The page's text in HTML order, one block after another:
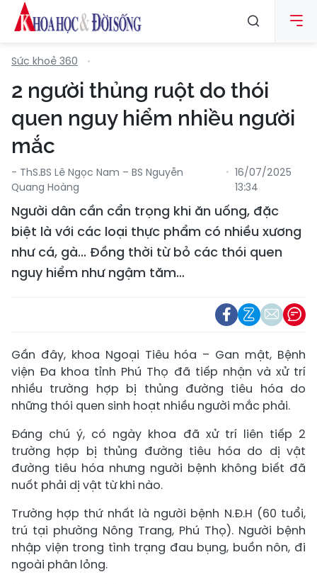
Sức khoẻ 360
2 người thủng ruột do thói
quen nguy hiểm nhiều người
mắc
- ThS.BS Lê Ngọc Nam – BS Nguyễn
Quang Hoàng
16/07/2025
13:34
Người dân cần cẩn trọng khi ăn uống, đặc
biệt là với các loại thực phẩm có nhiều xương
như cá, gà... Đồng thời từ bỏ các thói quen
nguy hiểm như ngậm tăm…
Gần đây, khoa Ngoại Tiêu hóa – Gan mật, Bệnh
viện Đa khoa tỉnh Phú Thọ đã tiếp nhận và xử trí
nhiều trường hợp bị thủng đường tiêu hóa do
những thói quen sinh hoạt nhiều người mắc phải.
Đáng chú ý, có ngày khoa đã xử trí liên tiếp 2
trường hợp bị thủng đường tiêu hóa do dị vật
đường tiêu hóa nhưng người bệnh không biết đã
nuốt phải dị vật từ khi nào.
Trường hợp thứ nhất là người bệnh N.Đ.H (60 tuổi,
trú tại phường Nông Trang, Phú Thọ). Người bệnh
nhập viện trong tình trạng đau bụng, buồn nôn, đi
ngoài phân lỏng.